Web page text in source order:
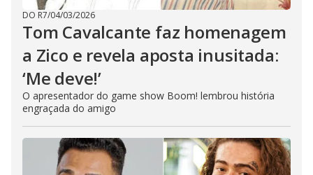
DO R7/04/03/2026
Tom Cavalcante faz homenagem
a Zico e revela aposta inusitada:
‘Me deve!’
O apresentador do game show Boom! lembrou história
engraçada do amigo